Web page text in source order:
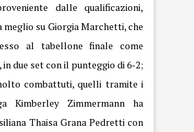
dalle qualificazioni,
meglio su Giorgia Marchetti, che
al tabellone finale come
in due set con il punteggio di 6-2;
combattuti, quelli tramite i
Kimberley Zimmermann ha
Thaisa Grana Pedretti con